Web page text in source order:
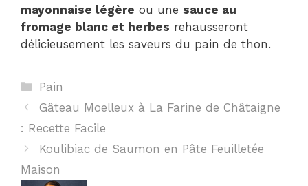
mayonnaise légère ou une sauce au
fromage blanc et herbes rehausseront
délicieusement les saveurs du pain de thon.
Catégories
Pain
Gâteau Moelleux à La Farine de Châtaigne
: Recette Facile
Koulibiac de Saumon en Pâte Feuilletée
Maison